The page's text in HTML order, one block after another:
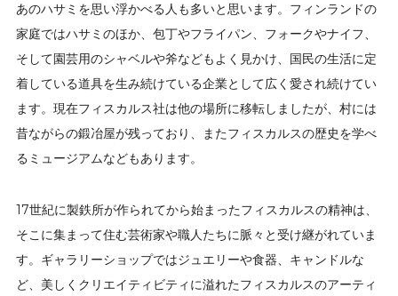
あのハサミを思い浮かべる人も多いと思います。フィンランドの
家庭ではハサミのほか、包丁やフライパン、フォークやナイフ、
そして園芸用のシャベルや斧などもよく見かけ、国民の生活に定
着している道具を生み続けている企業として広く愛され続けてい
ます。現在フィスカルス社は他の場所に移転しましたが、村には
昔ながらの鍛冶屋が残っており、またフィスカルスの歴史を学べ
るミュージアムなどもあります。
17世紀に製鉄所が作られてから始まったフィスカルスの精神は、
そこに集まって住む芸術家や職人たちに脈々と受け継がれていま
す。ギャラリーショップではジュエリーや食器、キャンドルな
ど、美しくクリエイティビティに溢れたフィスカルスのアーティ